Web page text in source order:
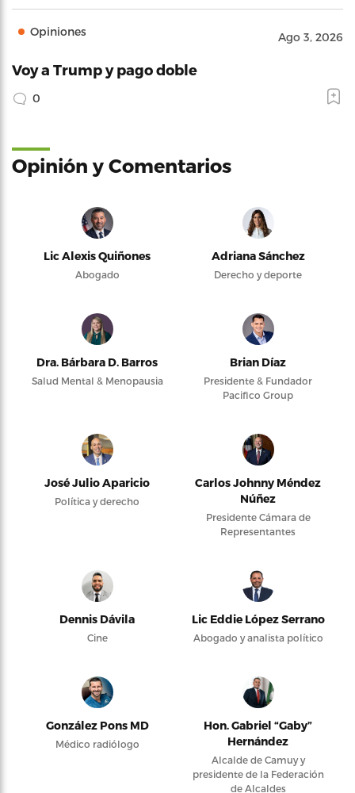
Opiniones Ago 3, 2026
Voy a Trump y pago doble
0
Opinión y Comentarios
Lic Alexis Quiñones
Abogado
Adriana Sánchez
Derecho y deporte
Dra. Bárbara D. Barros
Salud Mental & Menopausia
Brian Díaz
Presidente & Fundador
Pacifico Group
José Julio Aparicio
Política y derecho
Carlos Johnny Méndez
Núñez
Presidente Cámara de
Representantes
Dennis Dávila
Cine
Lic Eddie López Serrano
Abogado y analista político
González Pons MD
Médico radiólogo
Hon. Gabriel “Gaby”
Hernández
Alcalde de Camuy y
presidente de la Federación
de Alcaldes